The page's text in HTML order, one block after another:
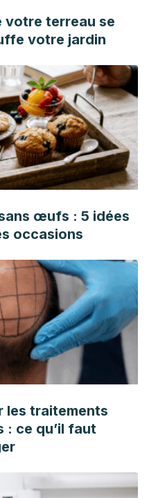
votre terreau se
votre jardin
œufs : 5 idées
occasions
les traitements
: ce qu’il faut